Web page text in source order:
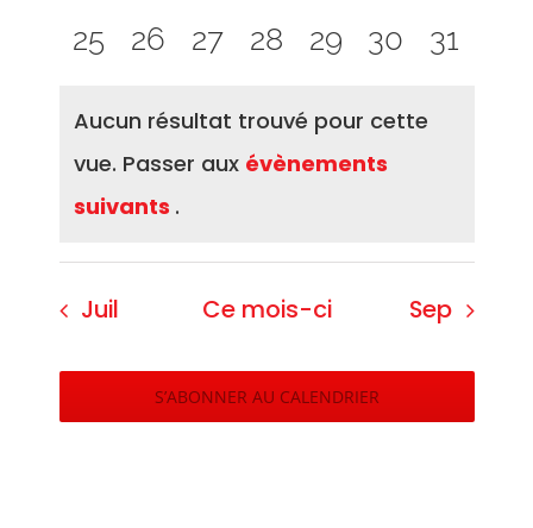
évènement,
évènement,
évènement,
évènement,
évènement,
0
25
0
26
0
27
0
28
0
29
0
30
0
31
Aucun résultat trouvé pour cette
vue. Passer aux évènements
suivants .
Juil Ce mois-ci Sep
S’ABONNER AU CALENDRIER